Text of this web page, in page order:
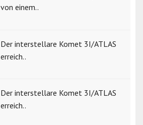
von einem..
Der interstellare Komet 3I/ATLAS
erreich..
Der interstellare Komet 3I/ATLAS
erreich..